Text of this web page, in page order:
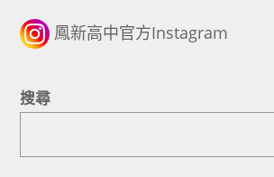
鳳新高中官方Instagram
搜尋